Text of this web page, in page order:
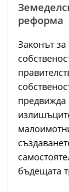
реформа
Законът за
предвижда
бъдещата